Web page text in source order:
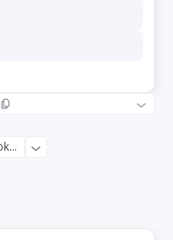
https://basescan.org/token/0xcbfe8e065534d0cc117bd71a11b0249a63e247f7